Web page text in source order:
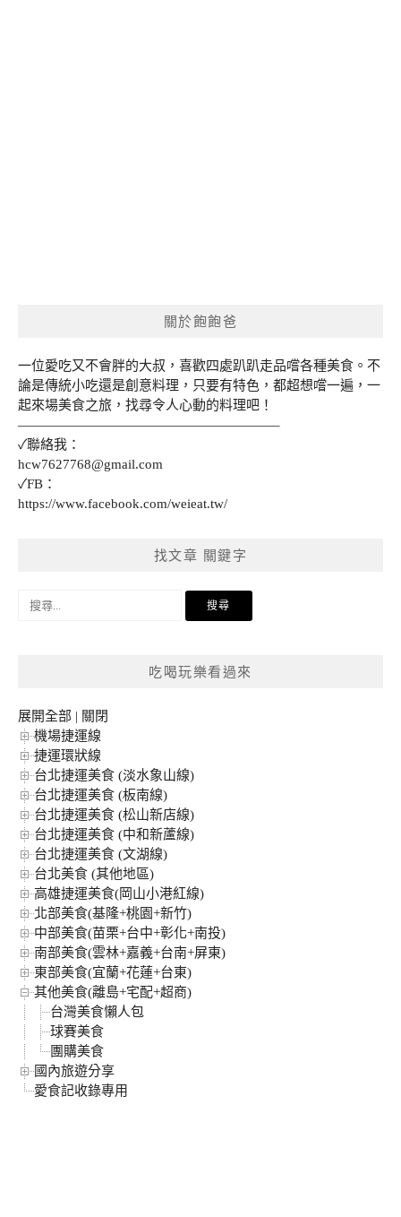
關於飽飽爸
一位愛吃又不會胖的大叔，喜歡四處趴趴走品嚐各種美食。不
論是傳統小吃還是創意料理，只要有特色，都超想嚐一遍，一
起來場美食之旅，找尋令人心動的料理吧！
———————————————————–
✓聯絡我：
hcw7627768@gmail.com
✓FB：
https://www.facebook.com/weieat.tw/
找文章 關鍵字
搜
吃喝玩樂看過來
展開全部 | 關閉
機場捷運線
捷運環狀線
台北捷運美食 (淡水象山線)
台北捷運美食 (板南線)
台北捷運美食 (松山新店線)
台北捷運美食 (中和新蘆線)
台北捷運美食 (文湖線)
台北美食 (其他地區)
高雄捷運美食(岡山小港紅線)
北部美食(基隆+桃園+新竹)
中部美食(苗栗+台中+彰化+南投)
南部美食(雲林+嘉義+台南+屏東)
東部美食(宜蘭+花蓮+台東)
其他美食(離島+宅配+超商)
台灣美食懶人包
球賽美食
團購美食
國內旅遊分享
愛食記收錄專用